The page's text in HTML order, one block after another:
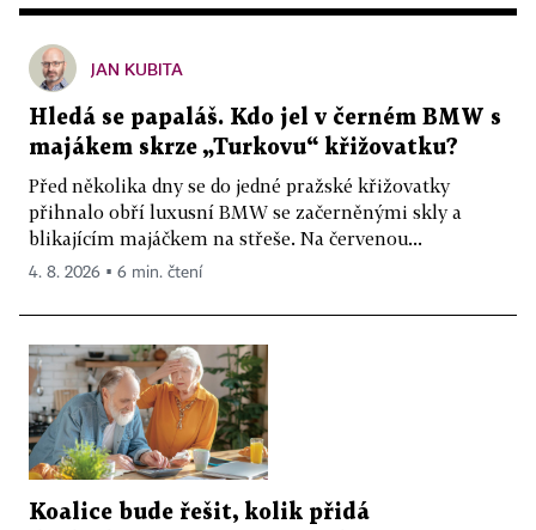
JAN KUBITA
Hledá se papaláš. Kdo jel v černém BMW s
majákem skrze „Turkovu“ křižovatku?
Před několika dny se do jedné pražské křižovatky
přihnalo obří luxusní BMW se začerněnými skly a
blikajícím majáčkem na střeše. Na červenou...
4. 8. 2026 ▪ 6 min. čtení
Koalice bude řešit, kolik přidá